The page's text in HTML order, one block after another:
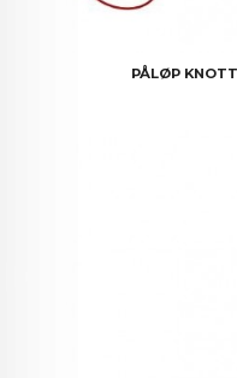
PÅLØP